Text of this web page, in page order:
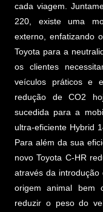
cada viagem.
220, existe uma
externo, enfatizando
Toyota para a
os clientes
veículos práticos e
redução de CO2
sucedida para a
ultra-eficiente Hybrid
Para além da sua
novo Toyota C-HR
através da
origem animal bem
reduzir o peso do